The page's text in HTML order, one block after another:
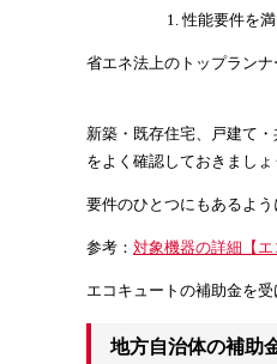
性能要件を
省エネ法上のトップラン
新築・既存住宅、戸建て
をよく確認しておきましょ
要件のひとつにもあるよ
参考： 対象機器の詳細【エ
エコキュートの補助金を
地方自治体の補助